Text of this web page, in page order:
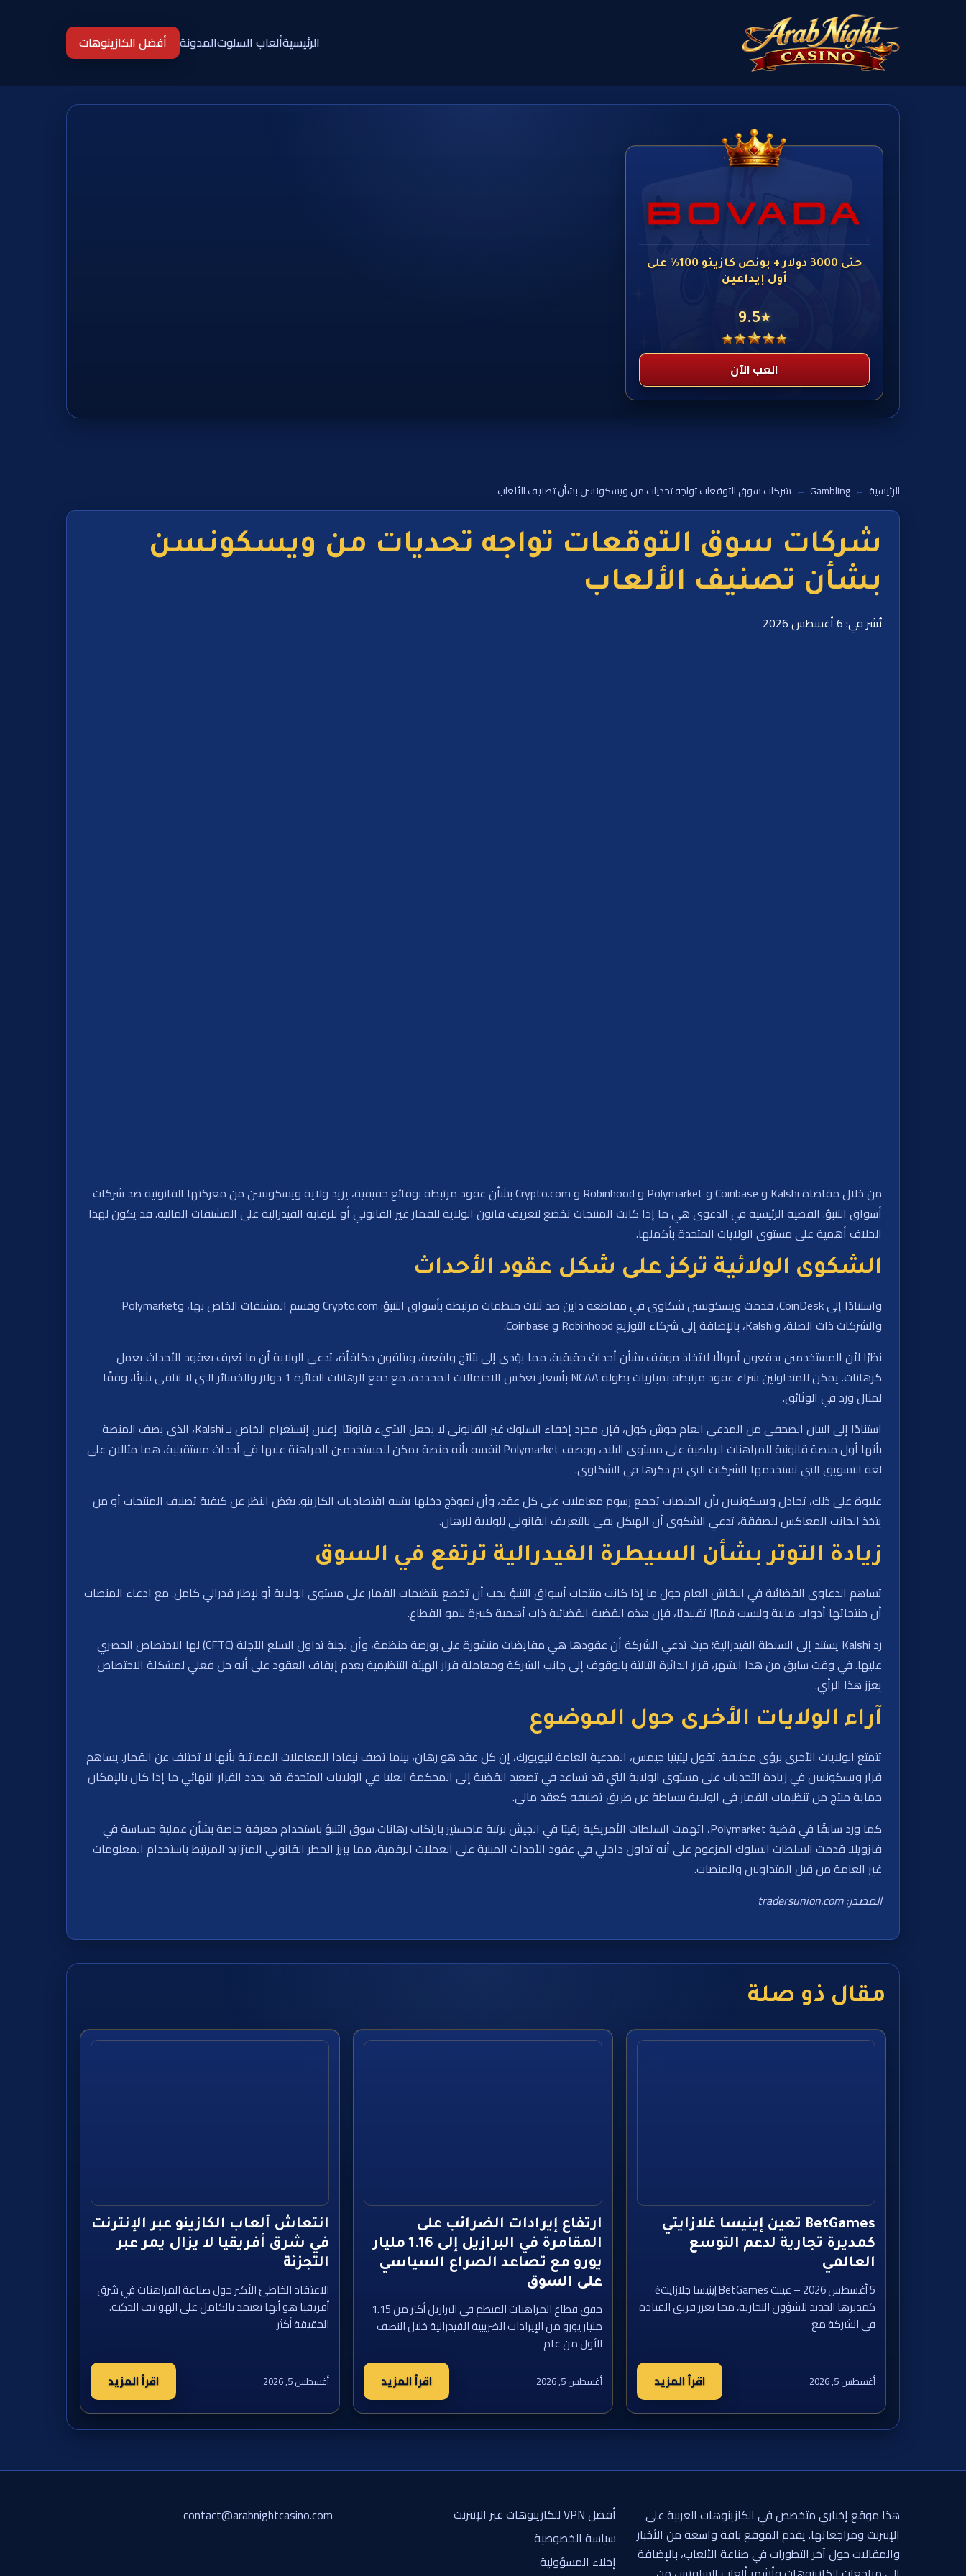
الرئيسيةألعاب السلوتالمدونة أفضل الكازينوهات
حتى 3000 دولار + بونص كازينو 100% على
أول إيداعين
★
9.5
العب الآن
الرئيسية ←
Gambling
← شركات سوق التوقعات تواجه تحديات من ويسكونسن بشأن تصنيف الألعاب
شركات سوق التوقعات تواجه تحديات من ويسكونسن
بشأن تصنيف الألعاب
نُشر في: 6 أغسطس 2026
من خلال مقاضاة Kalshi و Coinbase و Polymarket و Robinhood و Crypto.com بشأن عقود مرتبطة بوقائع حقيقية، يزيد ولاية ويسكونسن من معركتها القانونية ضد شركات
أسواق التنبؤ. القضية الرئيسية في الدعوى هي ما إذا كانت المنتجات تخضع لتعريف قانون الولاية للقمار غير القانوني أو للرقابة الفيدرالية على المشتقات المالية. قد يكون لهذا
الخلاف أهمية على مستوى الولايات المتحدة بأكملها.
الشكوى الولائية تركز على شكل عقود الأحداث
واستنادًا إلى CoinDesk، قدمت ويسكونسن شكاوى في مقاطعة داين ضد ثلاث منظمات مرتبطة بأسواق التنبؤ: Crypto.com وقسم المشتقات الخاص بها، وPolymarket
والشركات ذات الصلة، وKalshi، بالإضافة إلى شركاء التوزيع Robinhood و Coinbase.
نظرًا لأن المستخدمين يدفعون أموالًا لاتخاذ موقف بشأن أحداث حقيقية، مما يؤدي إلى نتائج واقعية، ويتلقون مكافأة، تدعي الولاية أن ما يُعرف بعقود الأحداث يعمل
كرهانات. يمكن للمتداولين شراء عقود مرتبطة بمباريات بطولة NCAA بأسعار تعكس الاحتمالات المحددة، مع دفع الرهانات الفائزة 1 دولار والخسائر التي لا تتلقى شيئًا، وفقًا
لمثال ورد في الوثائق.
استنادًا إلى البيان الصحفي من المدعي العام جوش كول، فإن مجرد إخفاء السلوك غير القانوني لا يجعل الشيء قانونيًا. إعلان إنستغرام الخاص بـ Kalshi، الذي يصف المنصة
بأنها أول منصة قانونية للمراهنات الرياضية على مستوى البلاد، ووصف Polymarket لنفسه بأنه منصة يمكن للمستخدمين المراهنة عليها في أحداث مستقبلية، هما مثالان على
لغة التسويق التي تستخدمها الشركات التي تم ذكرها في الشكاوى.
علاوة على ذلك، تجادل ويسكونسن بأن المنصات تجمع رسوم معاملات على كل عقد، وأن نموذج دخلها يشبه اقتصاديات الكازينو. بغض النظر عن كيفية تصنيف المنتجات أو من
يتخذ الجانب المعاكس للصفقة، تدعي الشكوى أن الهيكل يفي بالتعريف القانوني للولاية للرهان.
زيادة التوتر بشأن السيطرة الفيدرالية ترتفع في السوق
تساهم الدعاوى القضائية في النقاش العام حول ما إذا كانت منتجات أسواق التنبؤ يجب أن تخضع لتنظيمات القمار على مستوى الولاية أو لإطار فدرالي كامل. مع ادعاء المنصات
أن منتجاتها أدوات مالية وليست قمارًا تقليديًا، فإن هذه القضية القضائية ذات أهمية كبيرة لنمو القطاع.
رد Kalshi يستند إلى السلطة الفيدرالية؛ حيث تدعي الشركة أن عقودها هي مقايضات منشورة على بورصة منظمة، وأن لجنة تداول السلع الآجلة (CFTC) لها الاختصاص الحصري
عليها. في وقت سابق من هذا الشهر، قرار الدائرة الثالثة بالوقوف إلى جانب الشركة ومعاملة قرار الهيئة التنظيمية بعدم إيقاف العقود على أنه حل فعلي لمشكلة الاختصاص
يعزز هذا الرأي.
آراء الولايات الأخرى حول الموضوع
تتمتع الولايات الأخرى برؤى مختلفة. تقول ليتيتيا جيمس، المدعية العامة لنيويورك، إن كل عقد هو رهان، بينما تصف نيفادا المعاملات المماثلة بأنها لا تختلف عن القمار. يساهم
قرار ويسكونسن في زيادة التحديات على مستوى الولاية التي قد تساعد في تصعيد القضية إلى المحكمة العليا في الولايات المتحدة. قد يحدد القرار النهائي ما إذا كان بالإمكان
حماية منتج من تنظيمات القمار في الولاية ببساطة عن طريق تصنيفه كعقد مالي.
كما ورد سابقًا في قضية Polymarket
، اتهمت السلطات الأمريكية رقيبًا في الجيش برتبة ماجستير بارتكاب رهانات سوق التنبؤ باستخدام معرفة خاصة بشأن عملية حساسة في
فنزويلا. قدمت السلطات السلوك المزعوم على أنه تداول داخلي في عقود الأحداث المبنية على العملات الرقمية، مما يبرز الخطر القانوني المتزايد المرتبط باستخدام المعلومات
غير العامة من قبل المتداولين والمنصات.
المصدر: tradersunion.com
مقال ذو صلة
BetGames تعين إينيسا غلازايتي
كمديرة تجارية لدعم التوسع
العالمي
5 أغسطس 2026 – عينت BetGames إينيسا جلازايتė
كمديرها الجديد للشؤون التجارية، مما يعزز فريق القيادة
في الشركة مع
أغسطس 5, 2026 اقرأ المزيد
ارتفاع إيرادات الضرائب على
المقامرة في البرازيل إلى 1.16 مليار
يورو مع تصاعد الصراع السياسي
على السوق
حقق قطاع المراهنات المنظم في البرازيل أكثر من 1.15
مليار يورو من الإيرادات الضريبية الفيدرالية خلال النصف
الأول من عام
أغسطس 5, 2026 اقرأ المزيد
انتعاش ألعاب الكازينو عبر الإنترنت
في شرق أفريقيا لا يزال يمر عبر
التجزئة
الاعتقاد الخاطئ الأكبر حول صناعة المراهنات في شرق
أفريقيا هو أنها تعتمد بالكامل على الهواتف الذكية.
الحقيقة أكثر
أغسطس 5, 2026 اقرأ المزيد
هذا موقع إخباري متخصص في الكازينوهات العربية على
الإنترنت ومراجعاتها. يقدم الموقع باقة واسعة من الأخبار
والمقالات حول آخر التطورات في صناعة الألعاب، بالإضافة
أفضل VPN للكازينوهات عبر الإنترنت
سياسة الخصوصية
إخلاء المسؤولية
contact@arabnightcasino.com